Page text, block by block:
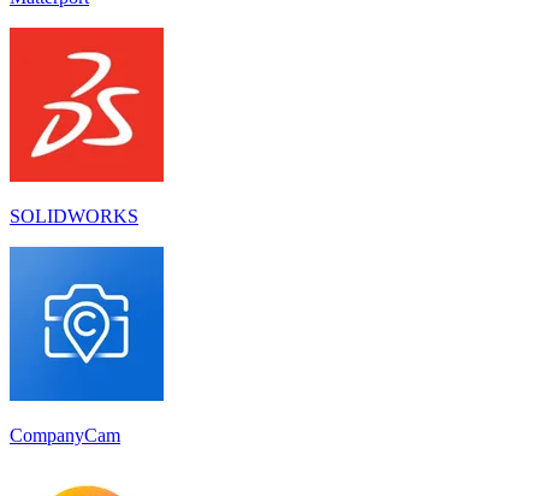
SOLIDWORKS
CompanyCam